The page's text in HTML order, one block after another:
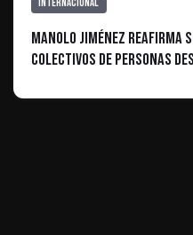
Internacional
Manolo Jiménez reafirma
colectivos de personas